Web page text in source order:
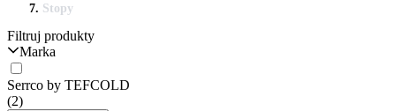
Stopy
Filtruj produkty
Marka
Serrco by TEFCOLD
(2)